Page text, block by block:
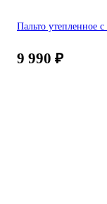
Пальто утепленное
9 990 ₽